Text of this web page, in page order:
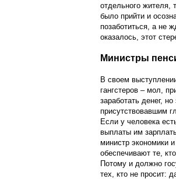
отдельного жителя,
было прийти и
позаботиться, а не
оказалось, этот
Министры
В своем
гангстеров – мол,
заработать денег,
присутствовавшим
Если у человека
выплаты им
министр экономики
обеспечивают те,
Потому и должно
тех, кто не просит: